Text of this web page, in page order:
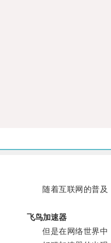
随着互联网的普及，
飞鸟加速器
但是在网络世界中，